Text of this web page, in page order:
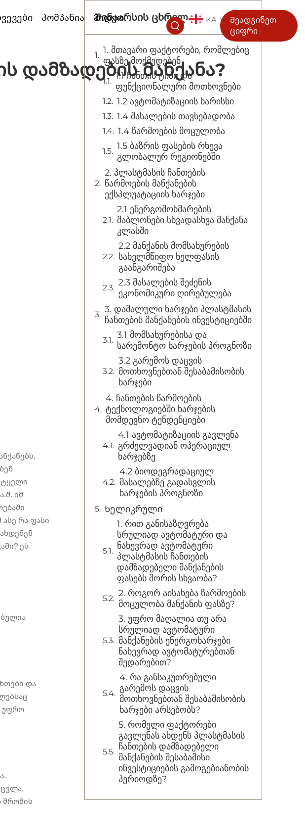
Კომპანია
Ვიდეო
KA
Შეადგინეთ
ციფრი
Დამზადების Მანქანა?
იმ
რა ფასი
ეს
და
უფრო
შრომის
Შინაარსის ცხრილი
1. მთავარი ფაქტორები, რომლებიც
ფასზე მოქმედებენ
1.1 ჩანთის ტიპი და
ფუნქციონალური მოთხოვნები
1.2 ავტომატიზაციის ხარისხი
1.4 მასალების თავსებადობა
1.4 წარმოების მოცულობა
1.5 ბაზრის ფასების რხევა
გლობალურ რეგიონებში
2. პლასტმასის ჩანთების
წარმოების მანქანების
ექსპლუატაციის ხარჯები
2.1 ენერგომოხმარების
შაბლონები სხვადასხვა მანქანა
კლასში
2.2 მანქანის მომსახურების
სახელმწიფო ხელფასის
გაანგარიშება
2.3 მასალების შეძენის
ეკონომიკური ღირებულება
3. დამალული ხარჯები პლასტმასის
ჩანთების მანქანების ინვესტიციებში
3.1 მომსახურებისა და
სარემონტო ხარჯების პროგნოზი
3.2 გარემოს დაცვის
მოთხოვნებთან შესაბამისობის
ხარჯები
4. ჩანთების წარმოების
ტექნოლოგიებში ხარჯების
მომდევნო ტენდენციები
4.1 ავტომატიზაციის გავლენა
გრძელვადიან ოპერაციულ
ხარჯებზე
4.2 ბიოდეგრადაციულ
მასალებზე გადასვლის
ხარჯების პროგნოზი
Ხელიკრული
1. რით განისაზღვრება
სრულიად ავტომატური და
ნახევრად ავტომატური
პლასტმასის ჩანთების
დამზადებელი მანქანების
ფასებს შორის სხვაობა?
2. როგორ აისახება წარმოების
მოცულობა მანქანის ფასზე?
3. უფრო მაღალია თუ არა
სრულიად ავტომატური
მანქანების ენერგოხარჯები
ნახევრად ავტომატურებთან
შედარებით?
4. რა განსაკუთრებული
გარემოს დაცვის
მოთხოვნებთან შესაბამისობის
ხარჯები არსებობს?
5. რომელი ფაქტორები
გავლენას ახდენს პლასტმასის
ჩანთების დამზადებელი
მანქანების შესაბამისი
ინვესტიციების გამოგებიანობის
პერიოდზე?